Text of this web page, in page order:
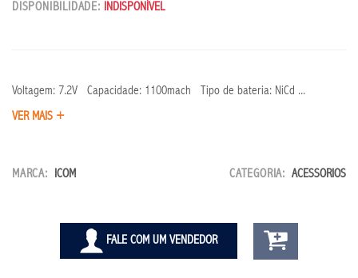
DISPONIBILIDADE: INDISPONÍVEL
Voltagem: 7.2V Capacidade: 1100mach Tipo de bateria: NiCd ...
VER MAIS +
MARCA: ICOM CATEGORIA: ACESSORIOS
FALE COM UM VENDEDOR